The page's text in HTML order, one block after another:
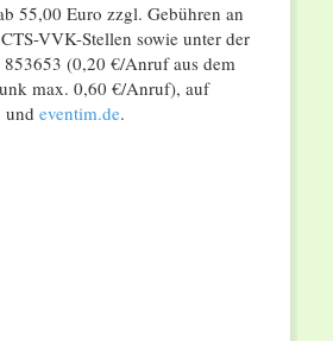
55,00 Euro zzgl. Gebühren an
VVK-Stellen sowie unter der
(0,20 €/Anruf aus dem
max. 0,60 €/Anruf), auf
eventim.de.